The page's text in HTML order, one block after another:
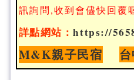
訊詢問,收到會儘快回覆
詳點網站：https://
M&K親子民宿